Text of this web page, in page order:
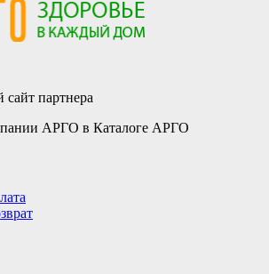
партнера
АРГО в Каталоге АРГО